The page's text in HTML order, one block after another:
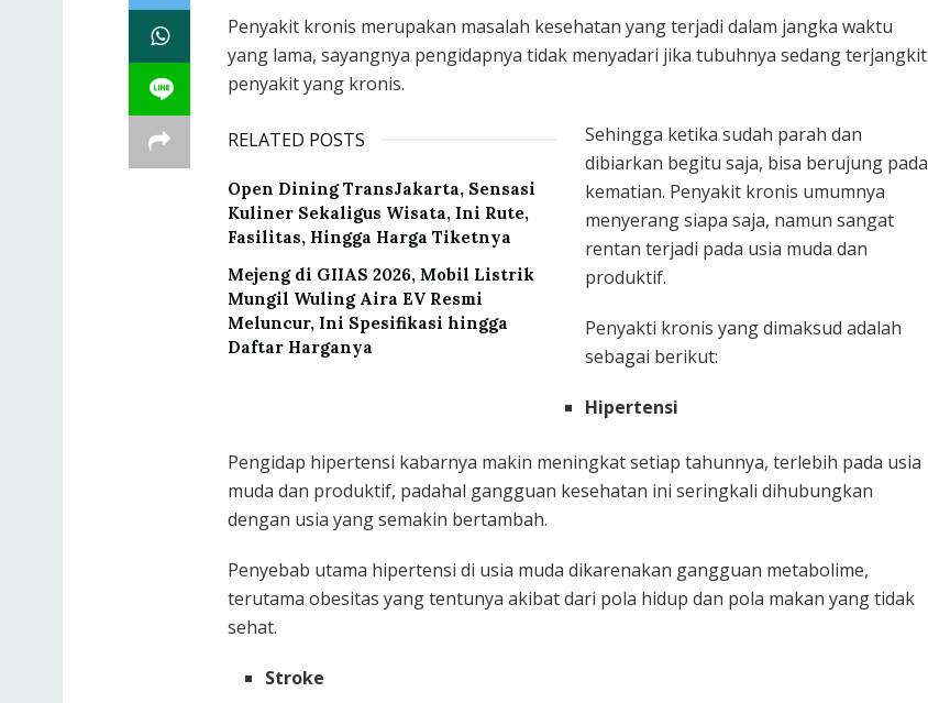
Penyakit kronis merupakan masalah kesehatan yang terjadi dalam jangka waktu
yang lama, sayangnya pengidapnya tidak menyadari jika tubuhnya sedang terjangkit
penyakit yang kronis.
RELATED POSTS
Open Dining TransJakarta, Sensasi
Kuliner Sekaligus Wisata, Ini Rute,
Fasilitas, Hingga Harga Tiketnya
Mejeng di GIIAS 2026, Mobil Listrik
Mungil Wuling Aira EV Resmi
Meluncur, Ini Spesifikasi hingga
Daftar Harganya
Sehingga ketika sudah parah dan
dibiarkan begitu saja, bisa berujung pada
kematian. Penyakit kronis umumnya
menyerang siapa saja, namun sangat
rentan terjadi pada usia muda dan
produktif.
Penyakti kronis yang dimaksud adalah
sebagai berikut:
Hipertensi
Pengidap hipertensi kabarnya makin meningkat setiap tahunnya, terlebih pada usia
muda dan produktif, padahal gangguan kesehatan ini seringkali dihubungkan
dengan usia yang semakin bertambah.
Penyebab utama hipertensi di usia muda dikarenakan gangguan metabolime,
terutama obesitas yang tentunya akibat dari pola hidup dan pola makan yang tidak
sehat.
Stroke